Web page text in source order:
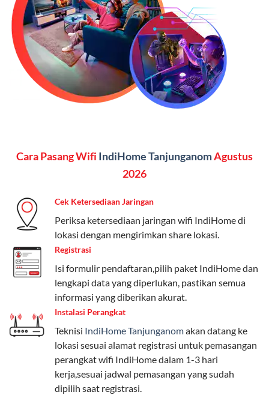
Vidio, WeTV, Disney+, dll.), dan paket TV 82 channel
(untuk beberapa pilihan).
Kelebihan:Paket lengkap untuk pengguna yang
menginginkan internet, komunikasi, dan hiburan
(streaming & TV) dalam satu paket.
Paket Dynamic IP
Fitur:Kecepatan internet 10Mbps-300Mbps, kuota
keluarga, nelpon & SMS semua operator, dan akses
Kelebihan:Cocok untuk pengguna yang membutuhkan
koneksi internet cepat dan stabil dengan fleksibilitas
kuota. Pilihan harga bervariasi sesuai kebutuhan.
Telkomsel One menyediakan pilihan paket yang
beragam, mulai dari paket hemat hingga premium.
Pengguna bisa memilih sesuai kebutuhan, baik untuk
internet, komunikasi, atau hiburan.
Paket Easy cocok untuk kebutuhan dasar, Paket
Complete untuk yang menginginkan fitur lengkap,
dan Paket Dynamic IP untuk pengguna yang
memprioritaskan kecepatan internet tinggi.
Cara Pasang Wifi IndiHome TanjunganomAgustus
2026
Cek Ketersediaan Jaringan
Periksa ketersediaan jaringan wifi IndiHome di
lokasi dengan mengirimkan share lokasi.
Registrasi
Isi formulir pendaftaran,pilih paket IndiHome dan
lengkapi data yang diperlukan, pastikan semua
informasi yang diberikan akurat.
Instalasi Perangkat
Teknisi IndiHome Tanjunganomakan datang ke
lokasi sesuai alamat registrasi untuk pemasangan
perangkat wifi IndiHome dalam 1-3 hari
kerja,sesuai jadwal pemasangan yang sudah
dipilih saat registrasi.